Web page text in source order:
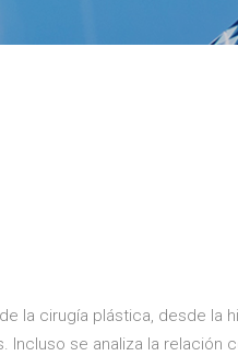
la cirugía plástica, desde la
se analiza la relación